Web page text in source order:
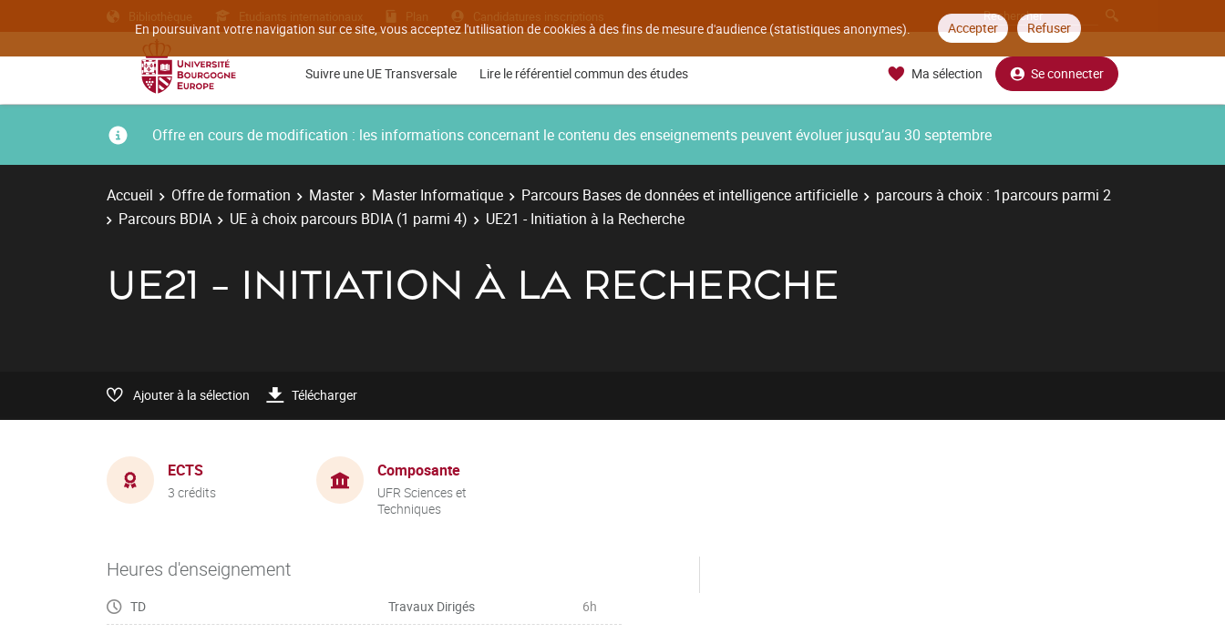
En poursuivant votre navigation sur ce site, vous acceptez l'utilisation de cookies à des fins de mesure d'audience (statistiques anonymes). Accepter Refuser
Bibliothèque Etudiants internationaux Plan Candidatures inscriptions
Suivre une UE Transversale Lire le référentiel commun des études Ma sélection Se connecter
Offre en cours de modification : les informations concernant le contenu des enseignements peuvent évoluer jusqu’au 30 septembre
Accueil Offre de formation Master Master Informatique Parcours Bases de données et intelligence artificielle
parcours à choix : 1parcours parmi 2
Parcours BDIA
UE à choix parcours BDIA (1 parmi 4) UE21 - Initiation à la Recherche
UE21 - INITIATION À LA RECHERCHE
Ajouter à la sélection Télécharger
ECTS
3 crédits
Composante
UFR Sciences et
Techniques
Heures d'enseignement
TD Travaux Dirigés 6h